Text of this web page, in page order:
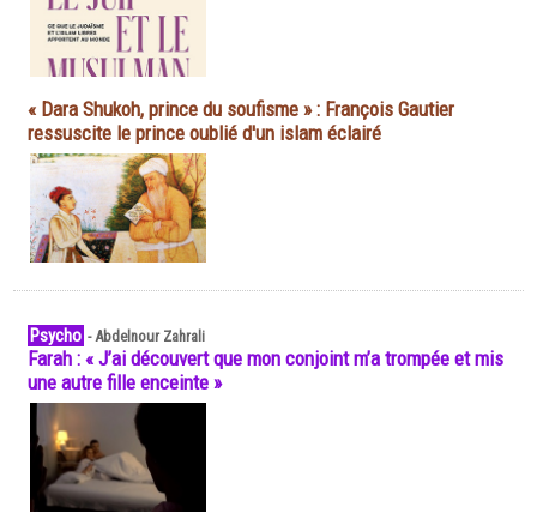
« Dara Shukoh, prince du soufisme » : François Gautier
ressuscite le prince oublié d'un islam éclairé
Psycho -Abdelnour Zahrali
Farah : « J’ai découvert que mon conjoint m’a trompée et mis
une autre fille enceinte »